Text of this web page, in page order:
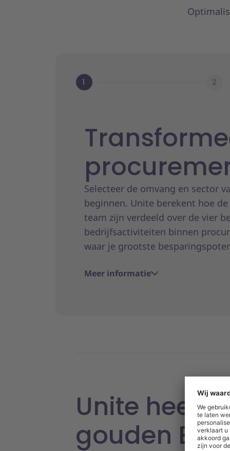
1 2
Selecteer de omvang en sector
beginnen. Unite berekent hoe
team zijn verdeeld over de vier
bedrijfsactiviteiten binnen
waar je grootste
Meer informatie
Unite heeft
gouden